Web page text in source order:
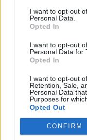
I want to opt-out
Personal Data.
Opted In
I want to opt-out
Personal Data for
Opted In
I want to opt-out
Retention, Sale,
Personal Data
Purposes for
Opted Out
CONFIRM
Pompeo;
mano, ha
Pompeo, da quel
momento, ha
foro, dal
Barricato in
con le
l'autorità della